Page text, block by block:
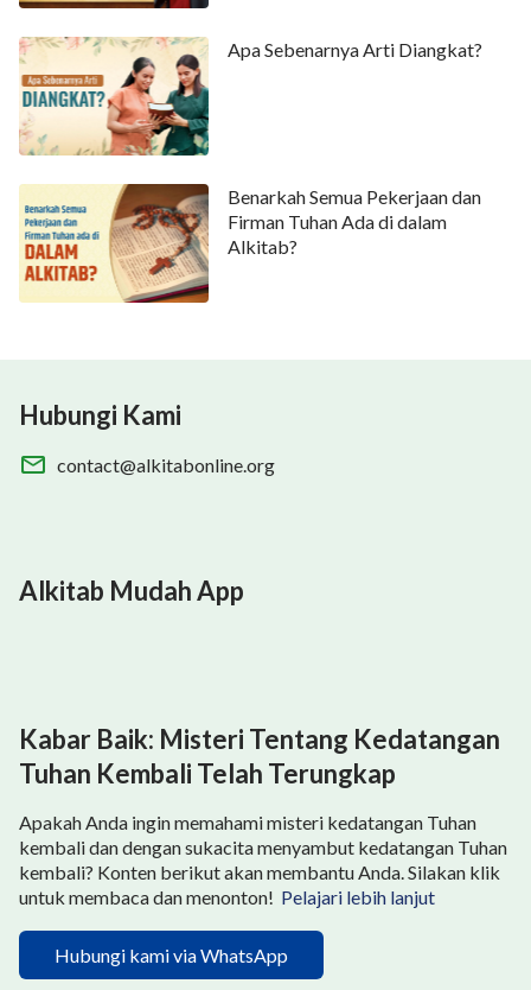
Benarkah Semua Pekerjaan dan
Firman Tuhan Ada di dalam
Hubungi Kami
Kabar Baik: Misteri Tentang Kedatangan
Tuhan Kembali Telah Terungkap
Apakah Anda ingin memahami misteri kedatangan Tuhan
kembali dan dengan sukacita menyambut kedatangan Tuhan
untuk membaca dan menonton!